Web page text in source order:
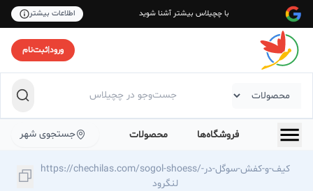
با چچیلاس بیشتر آشنا شوید اطلاعات بیشتر
ورود|ثبت‌نام
فروشگاه‌ها محصولات جستجوی شهر
https://chechilas.com/sogol-shoess/کیف-و-کفش-سوگل-در-
لنگرود